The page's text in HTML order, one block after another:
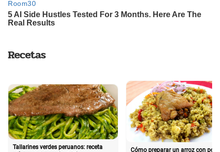
Recetas
Tallarines verdes peruanos: receta
Cómo preparar un arroz con pollo